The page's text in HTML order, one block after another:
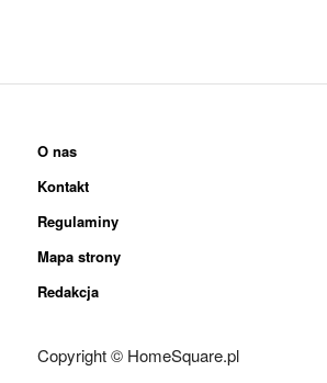
O nas
Kontakt
Regulaminy
Mapa strony
Redakcja
Copyright © HomeSquare.pl